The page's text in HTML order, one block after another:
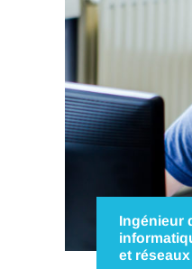
continue ou
Ingénieur
et réseaux